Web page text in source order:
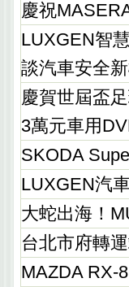
慶祝
LUXGEN智
談汽車安全
慶賀世屆盃
3萬元車用
SKODA
LUXGEN汽
大蛇出海！
台北市府轉
MAZDA RX-